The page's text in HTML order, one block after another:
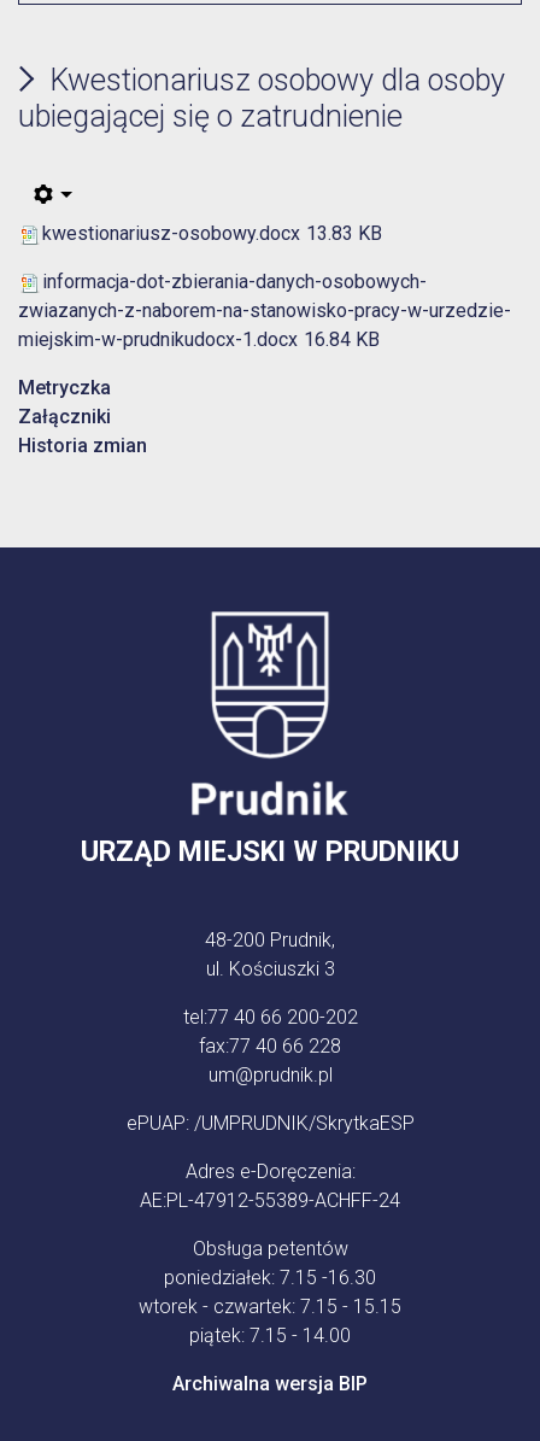
Kwestionariusz osobowy dla osoby
ubiegającej się o zatrudnienie
kwestionariusz-osobowy.docx 13.83 KB
informacja-dot-zbierania-danych-osobowych-
zwiazanych-z-naborem-na-stanowisko-pracy-w-urzedzie-
miejskim-w-prudnikudocx-1.docx 16.84 KB
Metryczka
Załączniki
Historia zmian
URZĄD MIEJSKI W PRUDNIKU
48-200 Prudnik,
ul. Kościuszki 3
tel:77 40 66 200-202
fax:77 40 66 228
um@prudnik.pl
ePUAP: /UMPRUDNIK/SkrytkaESP
Adres e-Doręczenia:
AE:PL-47912-55389-ACHFF-24
Obsługa petentów
poniedziałek: 7.15 -16.30
wtorek - czwartek: 7.15 - 15.15
piątek: 7.15 - 14.00
Archiwalna wersja BIP